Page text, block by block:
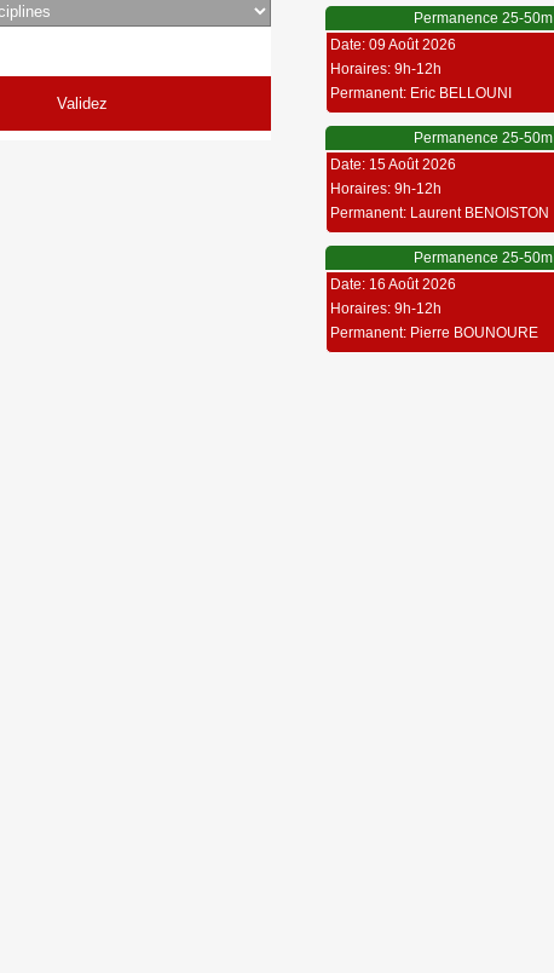
Permanence 25-50m
Date: 09 Août 2026
Horaires: 9h-12h
Permanent: Eric BELLOUNI
Permanence 25-50m
Date: 15 Août 2026
Horaires: 9h-12h
Permanent: Laurent BENOISTON
Permanence 25-50m
Date: 16 Août 2026
Horaires: 9h-12h
Permanent: Pierre BOUNOURE